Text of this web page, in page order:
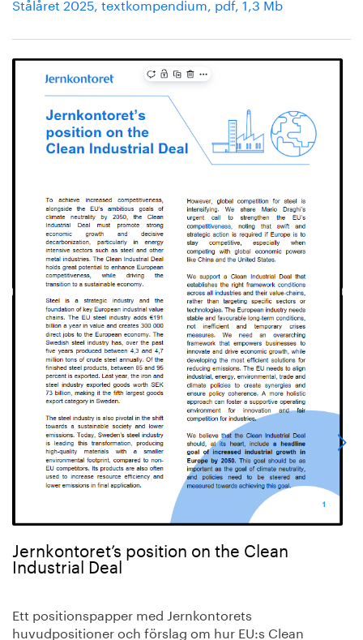
Jernkontoret’s position on the Clean
Industrial Deal
Ett positionspapper med Jernkontorets
huvudpositioner och förslag om hur EU:s Clean